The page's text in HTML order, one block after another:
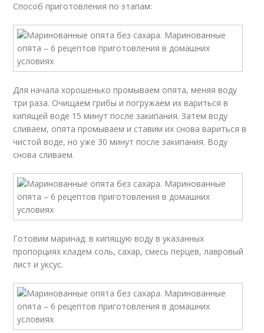
Способ приготовления по этапам:
Для начала хорошенько промываем опята, меняя воду
три раза. Очищаем грибы и погружаем их вариться в
кипящей воде 15 минут после закипания. Затем воду
сливаем, опята промываем и ставим их снова вариться в
чистой воде, но уже 30 минут после закипания. Воду
снова сливаем.
Готовим маринад: в кипящую воду в указанных
пропорциях кладем соль, сахар, смесь перцев, лавровый
лист и уксус.